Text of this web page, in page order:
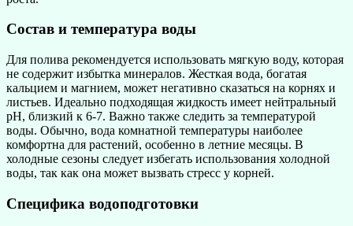
Состав и температура воды
Для полива рекомендуется использовать мягкую воду, которая
не содержит избытка минералов. Жесткая вода, богатая
кальцием и магнием, может негативно сказаться на корнях и
листьев. Идеально подходящая жидкость имеет нейтральный
pH, близкий к 6-7. Важно также следить за температурой
воды. Обычно, вода комнатной температуры наиболее
комфортна для растений, особенно в летние месяцы. В
холодные сезоны следует избегать использования холодной
воды, так как она может вызвать стресс у корней.
Специфика водоподготовки